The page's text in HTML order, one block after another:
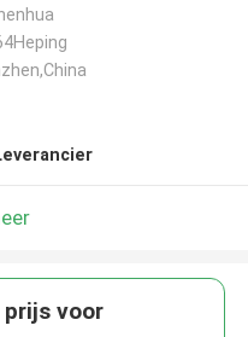
prijs voor